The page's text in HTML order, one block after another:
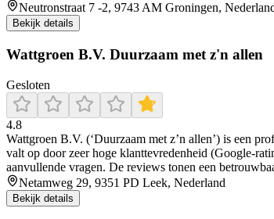
Neutronstraat 7 -2, 9743 AM Groningen,
Bekijk details
Wattgroen B.V. Duurzaam met z'n allen
Gesloten
4.8
Wattgroen B.V. (‘Duurzaam met z’n allen’) is een
valt op door zeer hoge klanttevredenheid (Google-
aanvullende vragen. De reviews tonen een
Netamweg 29, 9351 PD Leek, Nederland
Bekijk details